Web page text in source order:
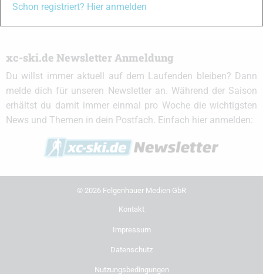
instagramfacebookspotify
xc-ski.de Newsletter Anmeldung
Du willst immer aktuell auf dem Laufenden bleiben? Dann
melde dich für unseren Newsletter an. Während der Saison
erhältst du damit immer einmal pro Woche die wichtigsten
News und Themen in dein Postfach. Einfach hier anmelden:
© 2026 Felgenhauer Medien GbR
Kontakt
Impressum
Datenschutz
Nutzungsbedingungen
Schon registriert? Hier anmelden